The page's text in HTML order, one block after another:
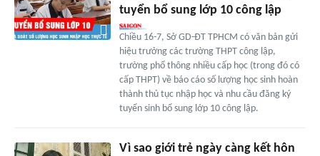
tuyển bổ sung lớp 10 công lập
Chiều 16-7, Sở GD-ĐT TPHCM có văn bản gửi
hiệu trưởng các trường THPT công lập,
trường phổ thông nhiều cấp học (trong đó có
cấp THPT) về báo cáo số lượng học sinh hoàn
thành thủ tục nhập học và nhu cầu đăng ký
tuyển sinh bổ sung lớp 10 công lập.
Vì sao giới trẻ ngày càng kết hôn